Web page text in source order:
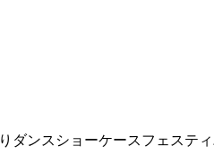
ダンスショーケースフェス